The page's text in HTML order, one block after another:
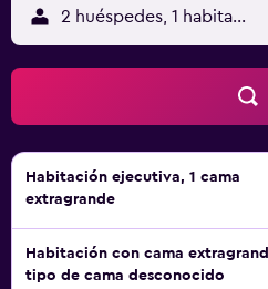
solicitar juegos de cama
toallas y cambio de sábanas.
limpieza todos los días. En el
aire libre además de baño
actividades de ocio y
abajo en las instalaciones o
posible que se aplique un
2 huéspedes, 1 habitación
Habitación ejecutiva, 1 cama
extragrande
Habitación con cama
tipo de cama desconocido